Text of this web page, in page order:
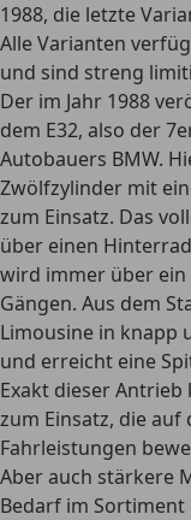
1988, die letzte
Alle Varianten
und sind streng
Der im Jahr 1988
dem E32, also der
Autobauers BMW.
Zwölfzylinder mit
zum Einsatz. Das
über einen
wird immer über ein
Gängen. Aus dem
Limousine in knapp
und erreicht eine
Exakt dieser
zum Einsatz, die auf
Fahrleistungen
Aber auch stärkere
Bedarf im Sortiment